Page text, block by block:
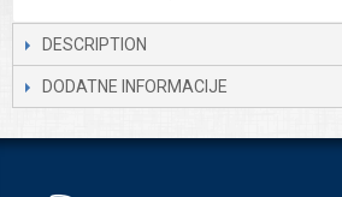
DESCRIPTION
DODATNE INFORMACIJE